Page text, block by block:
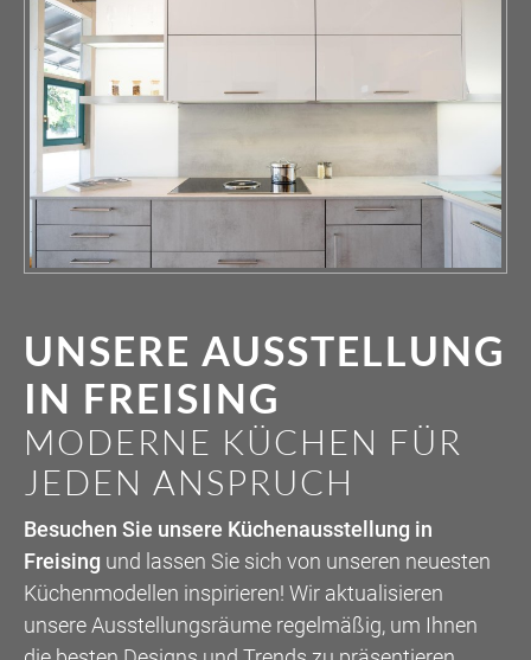
UNSERE AUSSTELLUNG
IN FREISING
MODERNE KÜCHEN FÜR
JEDEN ANSPRUCH
Besuchen Sie unsere Küchenausstellung in
Freising und lassen Sie sich von unseren neuesten
Küchenmodellen inspirieren! Wir aktualisieren
unsere Ausstellungsräume regelmäßig, um Ihnen